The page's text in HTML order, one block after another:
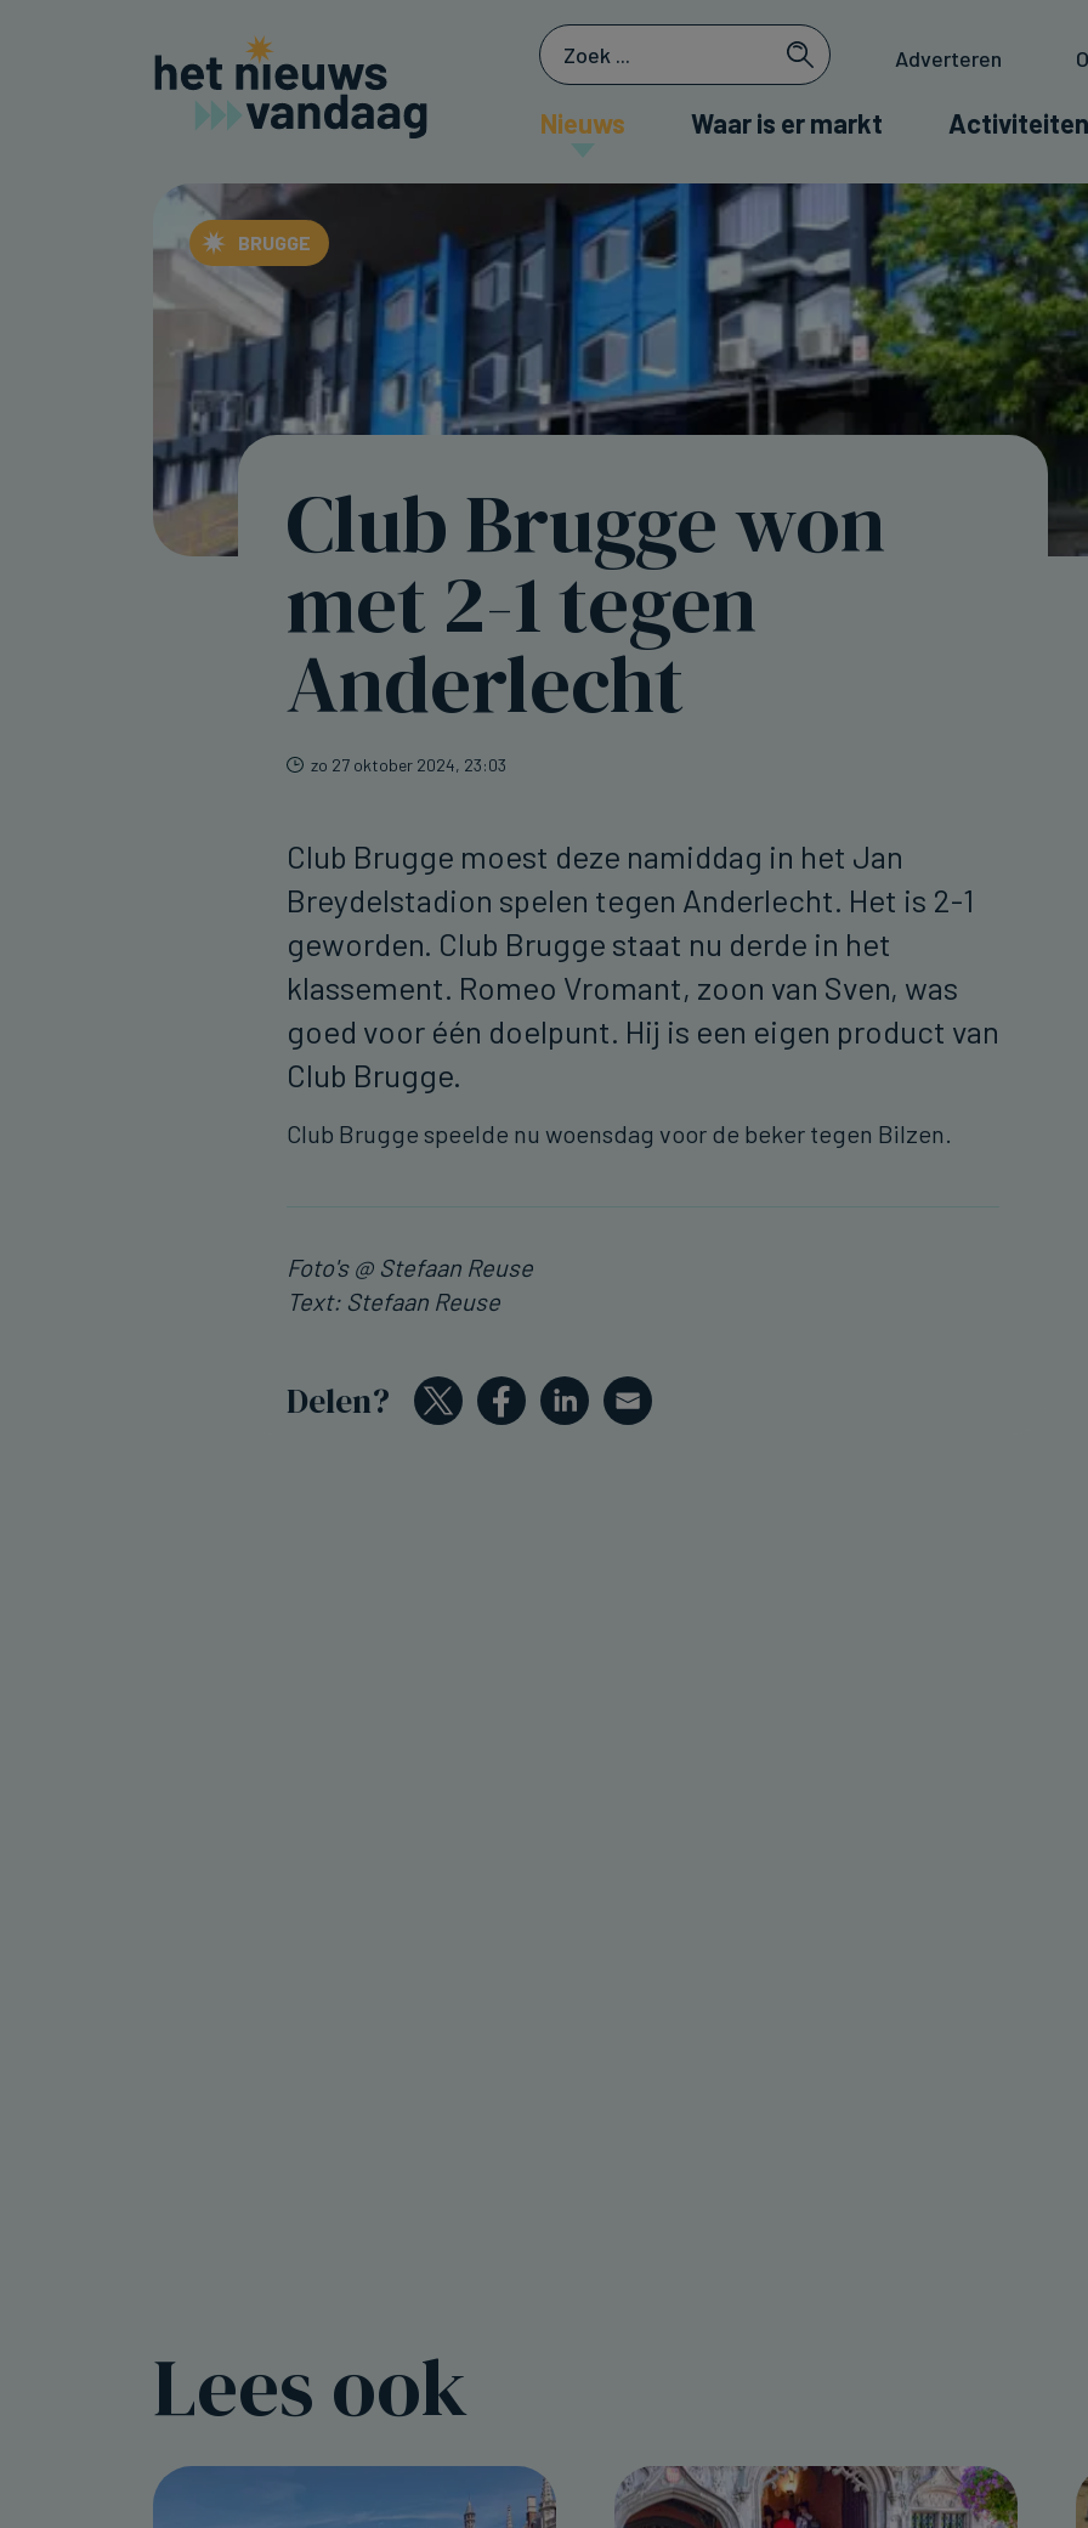
Adverteren
Nieuws Waar is er markt
BRUGGE
Club Brugge won
met 2-1 tegen
Anderlecht
zo 27 oktober 2024, 23:03
Club Brugge moest deze namiddag in het Jan
Breydelstadion spelen tegen Anderlecht. Het is 2-1
geworden. Club Brugge staat nu derde in het
klassement. Romeo Vromant, zoon van Sven, was
goed voor één doelpunt. Hij is een eigen product van
Club Brugge.
Club Brugge speelde nu woensdag voor de beker tegen Bilzen.
Foto's @ Stefaan Reuse
Text: Stefaan Reuse
Delen?
Lees ook